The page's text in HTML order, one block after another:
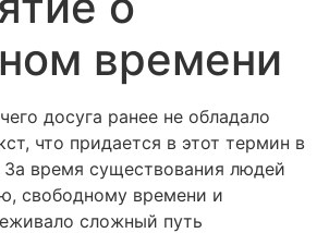
времени
досуга ранее не обладало
что придается в этот термин в
время существования людей
свободному времени и
сложный путь